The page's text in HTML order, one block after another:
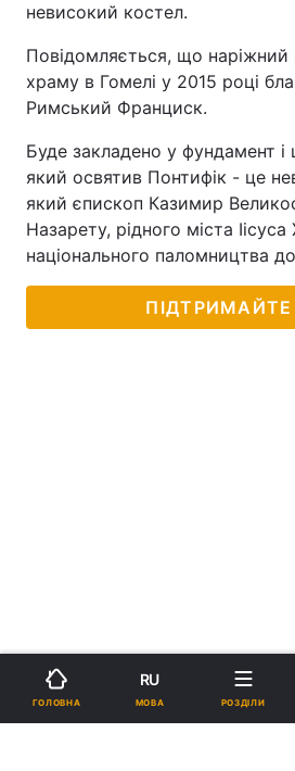
невисокий костел.
Повідомляється, що наріжний
храму в Гомелі у 2015 році
Римський Франциск.
Буде закладено у фундамент і
який освятив Понтифік - це
який єпископ Казимир
Назарету, рідного міста
національного паломництва
ГОЛОВНА
RU
МОВА РОЗДІЛИ